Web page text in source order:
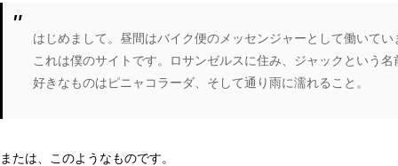
はじめまして。昼間はバイク便のメッセンジャーとして働いて
これは僕のサイトです。ロサンゼルスに住み、ジャックという
好きなものはピニャコラーダ、そして通り雨に濡れること。
または、このようなものです。